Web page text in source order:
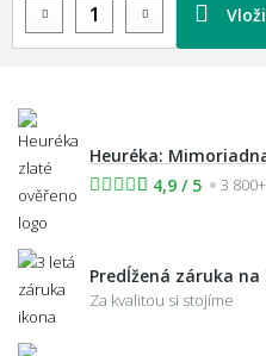
Heuréka:
4,9 / 5
3
Predĺžená záruka na
Za kvalitou si stojíme